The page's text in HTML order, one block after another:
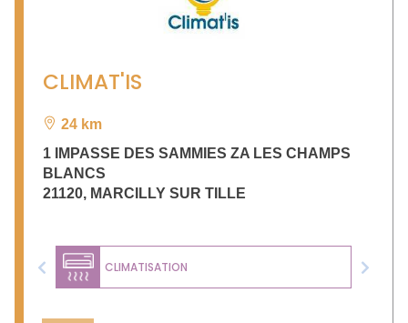
CLIMAT'IS
24 km
1 IMPASSE DES SAMMIES ZA LES CHAMPS
BLANCS
21120, MARCILLY SUR TILLE
CLIMATISATION
Previous Next